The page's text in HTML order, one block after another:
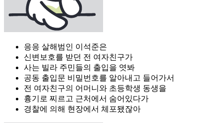
응응 살해범인 이석준은
신변보호를 받던 전 여자친구가
사는 빌라 주민들의 출입을 엿봐
공동 출입문 비밀번호를 알아내고 들어가서
전 여자친구의 어머니와 초등학생 동생을
흉기로 찌르고 근처에서 숨어있다가
경찰에 의해 현장에서 체포됐잖아